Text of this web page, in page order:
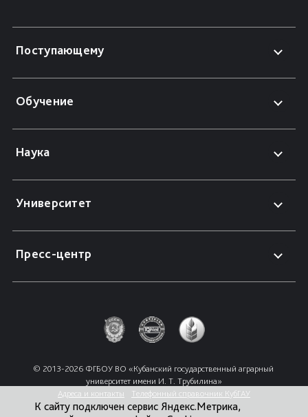
Поступающему
Обучение
Наука
Университет
Пресс-центр
© 2013-2026 ФГБОУ ВО «Кубанский государственный аграрный
университет имени И. Т. Трубилина»
Адреса и контакты
Телефонный справочник КубГАУ
К сайту подключен сервис Яндекс.Метрика,